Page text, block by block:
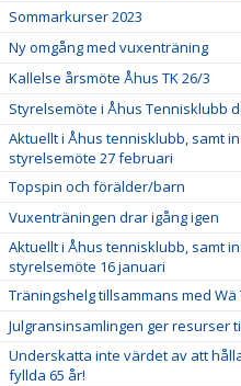
Sommarkurser 2023
Ny omgång med vuxenträning
Kallelse årsmöte Åhus TK 26/3
Styrelsemöte i Åhus Tennisklubb
Aktuellt i Åhus tennisklubb, samt
styrelsemöte 27 februari
Topspin och förälder/barn
Vuxenträningen drar igång igen
Aktuellt i Åhus tennisklubb, samt
styrelsemöte 16 januari
Träningshelg tillsammans med Wä
Julgransinsamlingen ger resurser
Underskatta inte värdet av att
fyllda 65 år!